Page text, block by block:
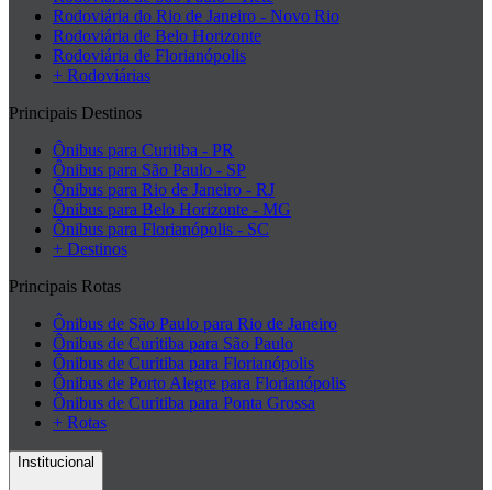
Rodoviária do Rio de Janeiro - Novo Rio
Rodoviária de Belo Horizonte
Rodoviária de Florianópolis
+ Rodoviárias
Principais Destinos
Ônibus para Curitiba - PR
Ônibus para São Paulo - SP
Ônibus para Rio de Janeiro - RJ
Ônibus para Belo Horizonte - MG
Ônibus para Florianópolis - SC
+ Destinos
Principais Rotas
Ônibus de São Paulo para Rio de Janeiro
Ônibus de Curitiba para São Paulo
Ônibus de Curitiba para Florianópolis
Ônibus de Porto Alegre para Florianópolis
Ônibus de Curitiba para Ponta Grossa
+ Rotas
Institucional